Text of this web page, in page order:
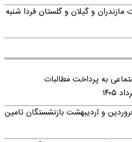
و گیلان و گلستان فردا شنبه
به پرداخت مطالبات
و اردیبهشت بازنشستگان تامین